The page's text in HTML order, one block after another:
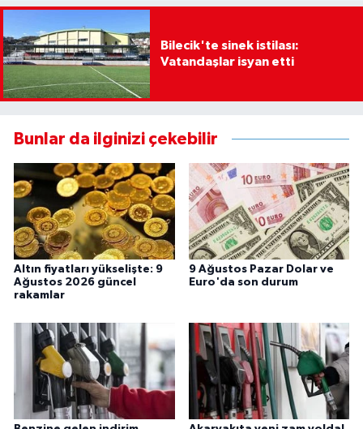
Bilecik'te sinek istilası:
Vatandaşlar isyan etti
Bunlar da ilginizi çekebilir
Altın fiyatları yükselişte: 9
Ağustos 2026 güncel
rakamlar
9 Ağustos Pazar Dolar ve
Euro'da son durum